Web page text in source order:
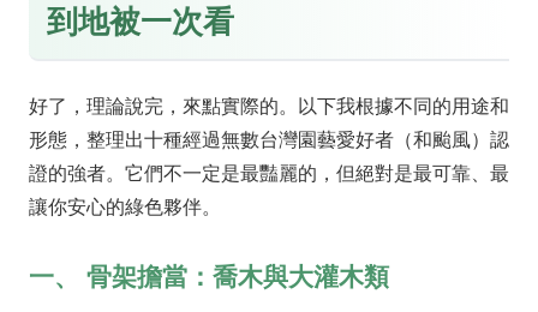
到地被一次看
好了，理論說完，來點實際的。以下我根據不同的用途和
形態，整理出十種經過無數台灣園藝愛好者（和颱風）認
證的強者。它們不一定是最豔麗的，但絕對是最可靠、最
讓你安心的綠色夥伴。
一、 骨架擔當：喬木與大灌木類